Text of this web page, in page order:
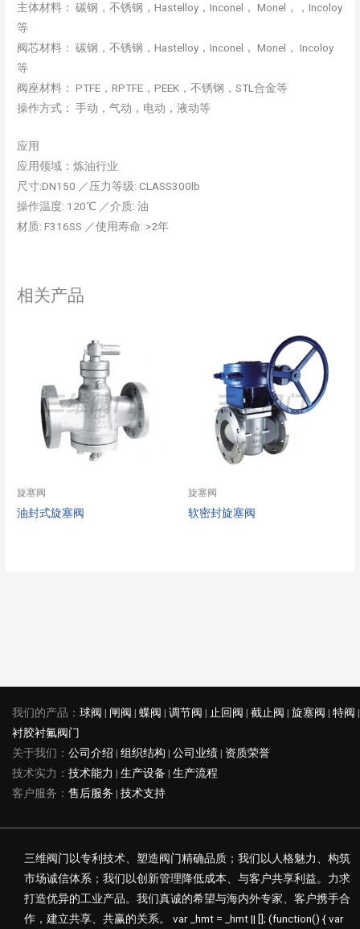
主体材料： 碳钢，不锈钢，Hastelloy，Inconel， Monel，，Incoloy
等
阀芯材料： 碳钢，不锈钢，Hastelloy，Inconel， Monel， Incoloy
等
阀座材料： PTFE，RPTFE，PEEK，不锈钢，STL合金等
操作方式： 手动，气动，电动，液动等
应用
应用领域：炼油行业
尺寸:DN150 ／压力等级: CLASS300lb
操作温度: 120℃ ／介质: 油
材质: F316SS ／使用寿命: >2年
相关产品
旋塞阀
油封式旋塞阀
旋塞阀
软密封旋塞阀
我们的产品： 球阀 | 闸阀 | 蝶阀 | 调节阀 | 止回阀 | 截止阀 | 旋塞阀 | 特阀 |
衬胶衬氟阀门
关于我们： 公司介绍 | 组织结构 | 公司业绩| 资质荣誉
技术实力： 技术能力 | 生产设备 | 生产流程
客户服务： 售后服务 | 技术支持
三维阀门以专利技术、塑造阀门精确品质；我们以人格魅力、构筑
市场诚信体系；我们以创新管理降低成本、与客户共享利益。力求
打造优异的工业产品。我们真诚的希望与海内外专家、客户携手合
作，建立共享、共赢的关系。 var _hmt = _hmt || []; (function() { var